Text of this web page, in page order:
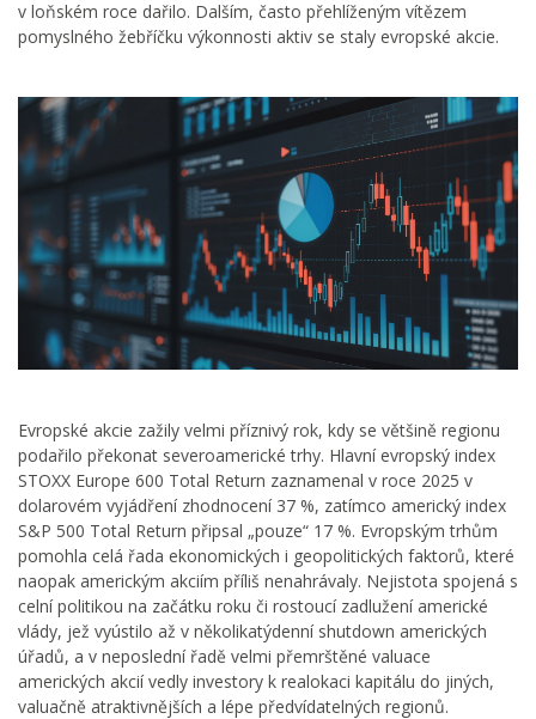
v loňském roce dařilo. Dalším, často přehlíženým vítězem
pomyslného žebříčku výkonnosti aktiv se staly evropské akcie.
Evropské akcie zažily velmi příznivý rok, kdy se většině regionu
podařilo překonat severoamerické trhy. Hlavní evropský index
STOXX Europe 600 Total Return zaznamenal v roce 2025 v
dolarovém vyjádření zhodnocení 37 %, zatímco americký index
S&P 500 Total Return připsal „pouze“ 17 %. Evropským trhům
pomohla celá řada ekonomických i geopolitických faktorů, které
naopak americkým akciím příliš nenahrávaly. Nejistota spojená s
celní politikou na začátku roku či rostoucí zadlužení americké
vlády, jež vyústilo až v několikatýdenní shutdown amerických
úřadů, a v neposlední řadě velmi přemrštěné valuace
amerických akcií vedly investory k realokaci kapitálu do jiných,
valuačně atraktivnějších a lépe předvídatelných regionů.